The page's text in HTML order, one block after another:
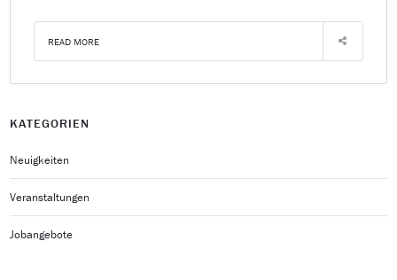
READ MORE
KATEGORIEN
Neuigkeiten
Veranstaltungen
Jobangebote